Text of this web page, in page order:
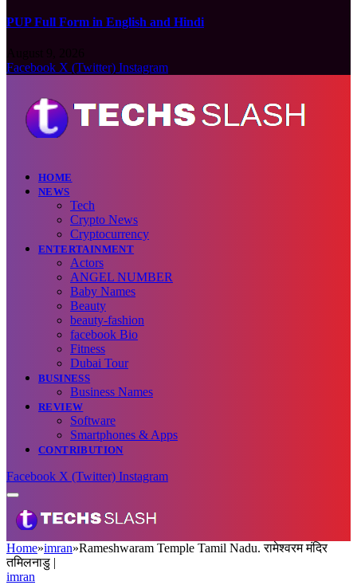
PUP Full Form in English and Hindi
Facebook X (Twitter) Instagram
HOME
NEWS
Tech
Crypto News
Cryptocurrency
ENTERTAINMENT
Actors
ANGEL NUMBER
Baby Names
Beauty
beauty-fashion
facebook Bio
Fitness
Dubai Tour
BUSINESS
Business Names
REVIEW
Software
Smartphones & Apps
CONTRIBUTION
Facebook X (Twitter) Instagram
Home»imran»Rameshwaram Temple Tamil Nadu. रामेश्वरम मंदिर
तमिलनाडु |
imran